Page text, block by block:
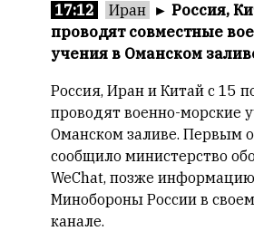
17:12 Иран ► Россия,
проводят совместные
учения в Оманском
Россия, Иран и Китай с 15
проводят военно-морские
Оманском заливе. Первым
сообщило министерство
WeChat, позже
Минобороны России в
канале.